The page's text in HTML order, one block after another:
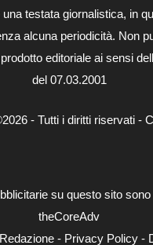
una testata giornalistica, in
alcuna periodicità. Non
editoriale ai sensi
del 07.03.2001
- Tutti i diritti riservati -
su questo sito
theCoreAdv
Redazione- Privacy Policy-